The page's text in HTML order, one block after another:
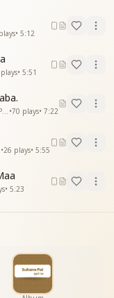
plays• 5:12
plays• 5:51
•70 plays• 7:22
•26 plays• 5:55
• 5:23